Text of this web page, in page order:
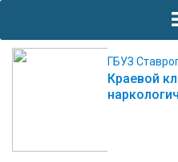
ГБУЗ
Краевой